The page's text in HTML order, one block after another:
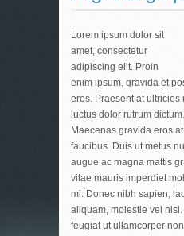
Lorem ipsum dolor sit
amet, consectetur
adipiscing elit. Proin
enim ipsum, gravida et
eros. Praesent at
luctus dolor rutrum
Maecenas gravida eros
faucibus. Duis ut metus
augue ac magna mattis
vitae mauris imperdiet
mi. Donec nibh sapien,
aliquam, molestie vel
feugiat ut ullamcorper